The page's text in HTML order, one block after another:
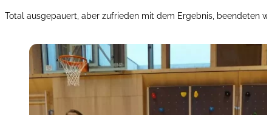
Total ausgepauert, aber zufrieden mit dem Ergebnis, beendeten